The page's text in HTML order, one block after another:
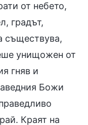
от небето,
градът,
съществува,
унищожен от
гняв и
Божи
Краят на